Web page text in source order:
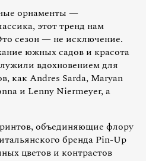
орнаменты —
этот тренд нам
сезон — не исключение.
южных садов и красота
вдохновением для
как Andres Sarda, Maryan
и Lenny Niermeyer, а
объединяющие флору
бренда Pin-Up
цветов и контрастов